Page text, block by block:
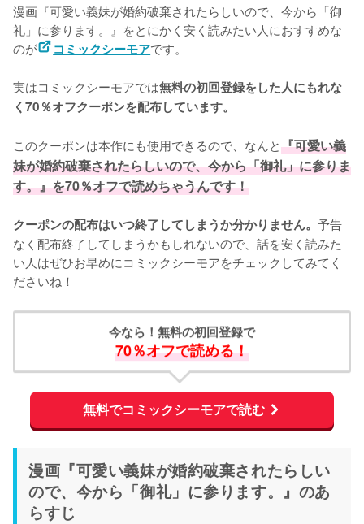
漫画『可愛い義妹が婚約破棄されたらしいので、今から「御
礼」に参ります。』をとにかく安く読みたい人におすすめな
のが
コミックシーモアです。
実はコミックシーモアでは無料の初回登録をした人にもれな
く70％オフクーポンを配布しています。
このクーポンは本作にも使用できるので、なんと『可愛い義
妹が婚約破棄されたらしいので、今から「御礼」に参りま
す。』を70％オフで読めちゃうんです！
クーポンの配布はいつ終了してしまうか分かりません。 予告
なく配布終了してしまうかもしれないので、話を安く読みた
い人はぜひお早めにコミックシーモアをチェックしてみてく
ださいね！
今なら！無料の初回登録で
70％オフで読める！
無料でコミックシーモアで読む
漫画『可愛い義妹が婚約破棄されたらしい
ので、今から「御礼」に参ります。』のあ
らすじ